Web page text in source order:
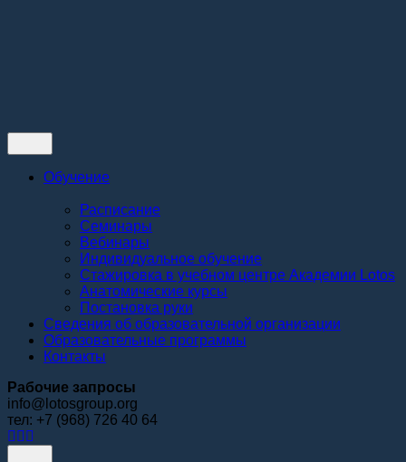
Обучение
Расписание
Семинары
Вебинары
Индивидуальное обучение
Стажировка в учебном центре Академии Lotos
Анатомические курсы
Постановка руки
Сведения об образовательной организации
Образовательные программы
Контакты
Рабочие запросы
info@lotosgroup.org
тел: +7 (968) 726 40 64